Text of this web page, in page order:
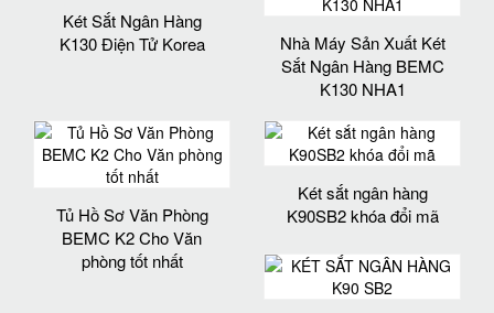
Két Sắt Ngân Hàng
K130 Điện Tử Korea
Nhà Máy Sản Xuất Két
Sắt Ngân Hàng BEMC
K130 NHA1
Tủ Hồ Sơ Văn Phòng
BEMC K2 Cho Văn
phòng tốt nhất
Két sắt ngân hàng
K90SB2 khóa đổi mã